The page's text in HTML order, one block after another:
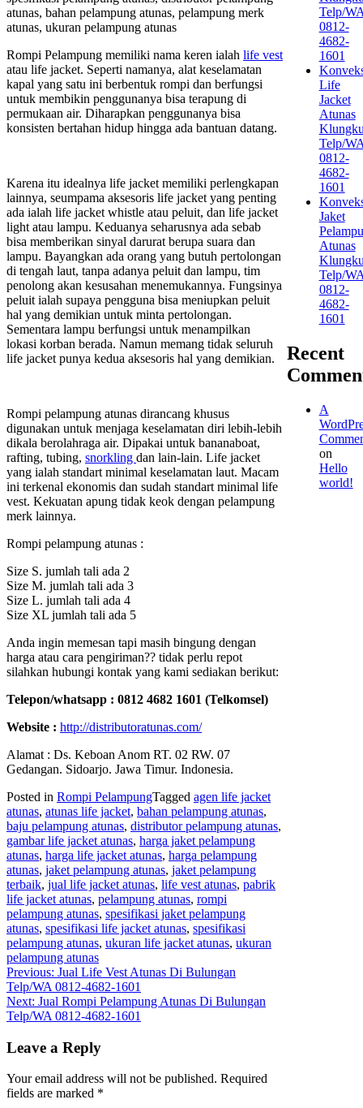
atunas, bahan pelampung atunas, pelampung merk
atunas, ukuran pelampung atunas
Rompi Pelampung memiliki nama keren ialah life vest
atau life jacket. Seperti namanya, alat keselamatan
kapal yang satu ini berbentuk rompi dan berfungsi
untuk membikin penggunanya bisa terapung di
permukaan air. Diharapkan penggunanya bisa
konsisten bertahan hidup hingga ada bantuan datang.
Karena itu idealnya life jacket memiliki perlengkapan
lainnya, seumpama aksesoris life jacket yang penting
ada ialah life jacket whistle atau peluit, dan life jacket
light atau lampu. Keduanya seharusnya ada sebab
bisa memberikan sinyal darurat berupa suara dan
lampu. Bayangkan ada orang yang butuh pertolongan
di tengah laut, tanpa adanya peluit dan lampu, tim
penolong akan kesusahan menemukannya. Fungsinya
peluit ialah supaya pengguna bisa meniupkan peluit
hal yang demikian untuk minta pertolongan.
Sementara lampu berfungsi untuk menampilkan
lokasi korban berada. Namun memang tidak seluruh
life jacket punya kedua aksesoris hal yang demikian.
Rompi pelampung atunas dirancang khusus
digunakan untuk menjaga keselamatan diri lebih-lebih
dikala berolahraga air. Dipakai untuk bananaboat,
rafting, tubing, snorkling dan lain-lain. Life jacket
yang ialah standart minimal keselamatan laut. Macam
ini terkenal ekonomis dan sudah standart minimal life
vest. Kekuatan apung tidak keok dengan pelampung
merk lainnya.
Rompi pelampung atunas :
Size S. jumlah tali ada 2
Size M. jumlah tali ada 3
Size L. jumlah tali ada 4
Size XL jumlah tali ada 5
Anda ingin memesan tapi masih bingung dengan
harga atau cara pengiriman?? tidak perlu repot
silahkan hubungi kontak yang kami sediakan berikut:
Telepon/whatsapp : 0812 4682 1601 (Telkomsel)
Website : http://distributoratunas.com/
Alamat : Ds. Keboan Anom RT. 02 RW. 07
Gedangan. Sidoarjo. Jawa Timur. Indonesia.
Posted in Rompi PelampungTagged agen life jacket
atunas, atunas life jacket, bahan pelampung atunas,
baju pelampung atunas, distributor pelampung atunas,
gambar life jacket atunas, harga jaket pelampung
atunas, harga life jacket atunas, harga pelampung
atunas, jaket pelampung atunas, jaket pelampung
terbaik, jual life jacket atunas, life vest atunas, pabrik
life jacket atunas, pelampung atunas, rompi
pelampung atunas, spesifikasi jaket pelampung
atunas, spesifikasi life jacket atunas, spesifikasi
pelampung atunas, ukuran life jacket atunas, ukuran
pelampung atunas
Post
navigation
Previous: Jual Life Vest Atunas Di Bulungan
Telp/WA 0812-4682-1601
Next: Jual Rompi Pelampung Atunas Di Bulungan
Telp/WA 0812-4682-1601
Leave a Reply
Your email address will not be published. Required
fields are marked *
Telp/
0812-
4682-
1601
Life
Jacket
Atunas
Telp/
0812-
4682-
1601
Jaket
Atunas
Telp/
0812-
4682-
1601
Recent
A
on
Hello
world!